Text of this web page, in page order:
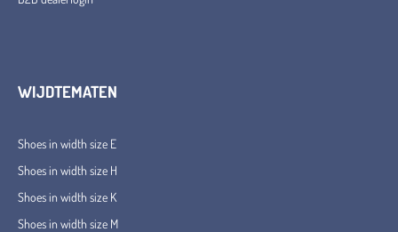
WIJDTEMATEN
Shoes in width size E
Shoes in width size H
Shoes in width size K
Shoes in width size M